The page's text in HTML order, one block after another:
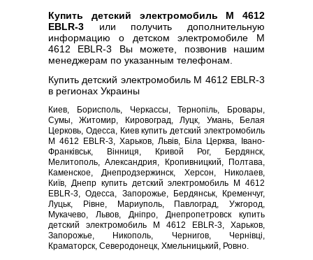
Купить детский электромобиль M 4612
EBLR-3 или получить дополнительную
информацию о детском электромобиле M
4612 EBLR-3 Вы можете, позвонив нашим
менеджерам по указанным телефонам.
Купить детский электромобиль M 4612 EBLR-3
в регионах Украины
Киев, Борисполь, Черкассы, Тернопіль, Бровары,
Сумы, Житомир, Кировоград, Луцк, Умань, Белая
Церковь, Одесса, Киев купить детский электромобиль
M 4612 EBLR-3, Харьков, Львів, Біла Церква, Івано-
Франківськ, Вінниця, Кривой Рог, Бердянск,
Мелитополь, Александрия, Кропивницкий, Полтава,
Каменское, Днепродзержинск, Херсон, Николаев,
Київ, Днепр купить детский электромобиль M 4612
EBLR-3, Одесса, Запорожье, Бердянськ, Кременчуг,
Луцьк, Рівне, Мариуполь, Павлоград, Ужгород,
Мукачево, Львов, Дніпро, Днепропетровск купить
детский электромобиль M 4612 EBLR-3, Харьков,
Запорожье, Никополь, Чернигов, Чернівці,
Краматорск, Северодонецк, Хмельницький, Ровно.